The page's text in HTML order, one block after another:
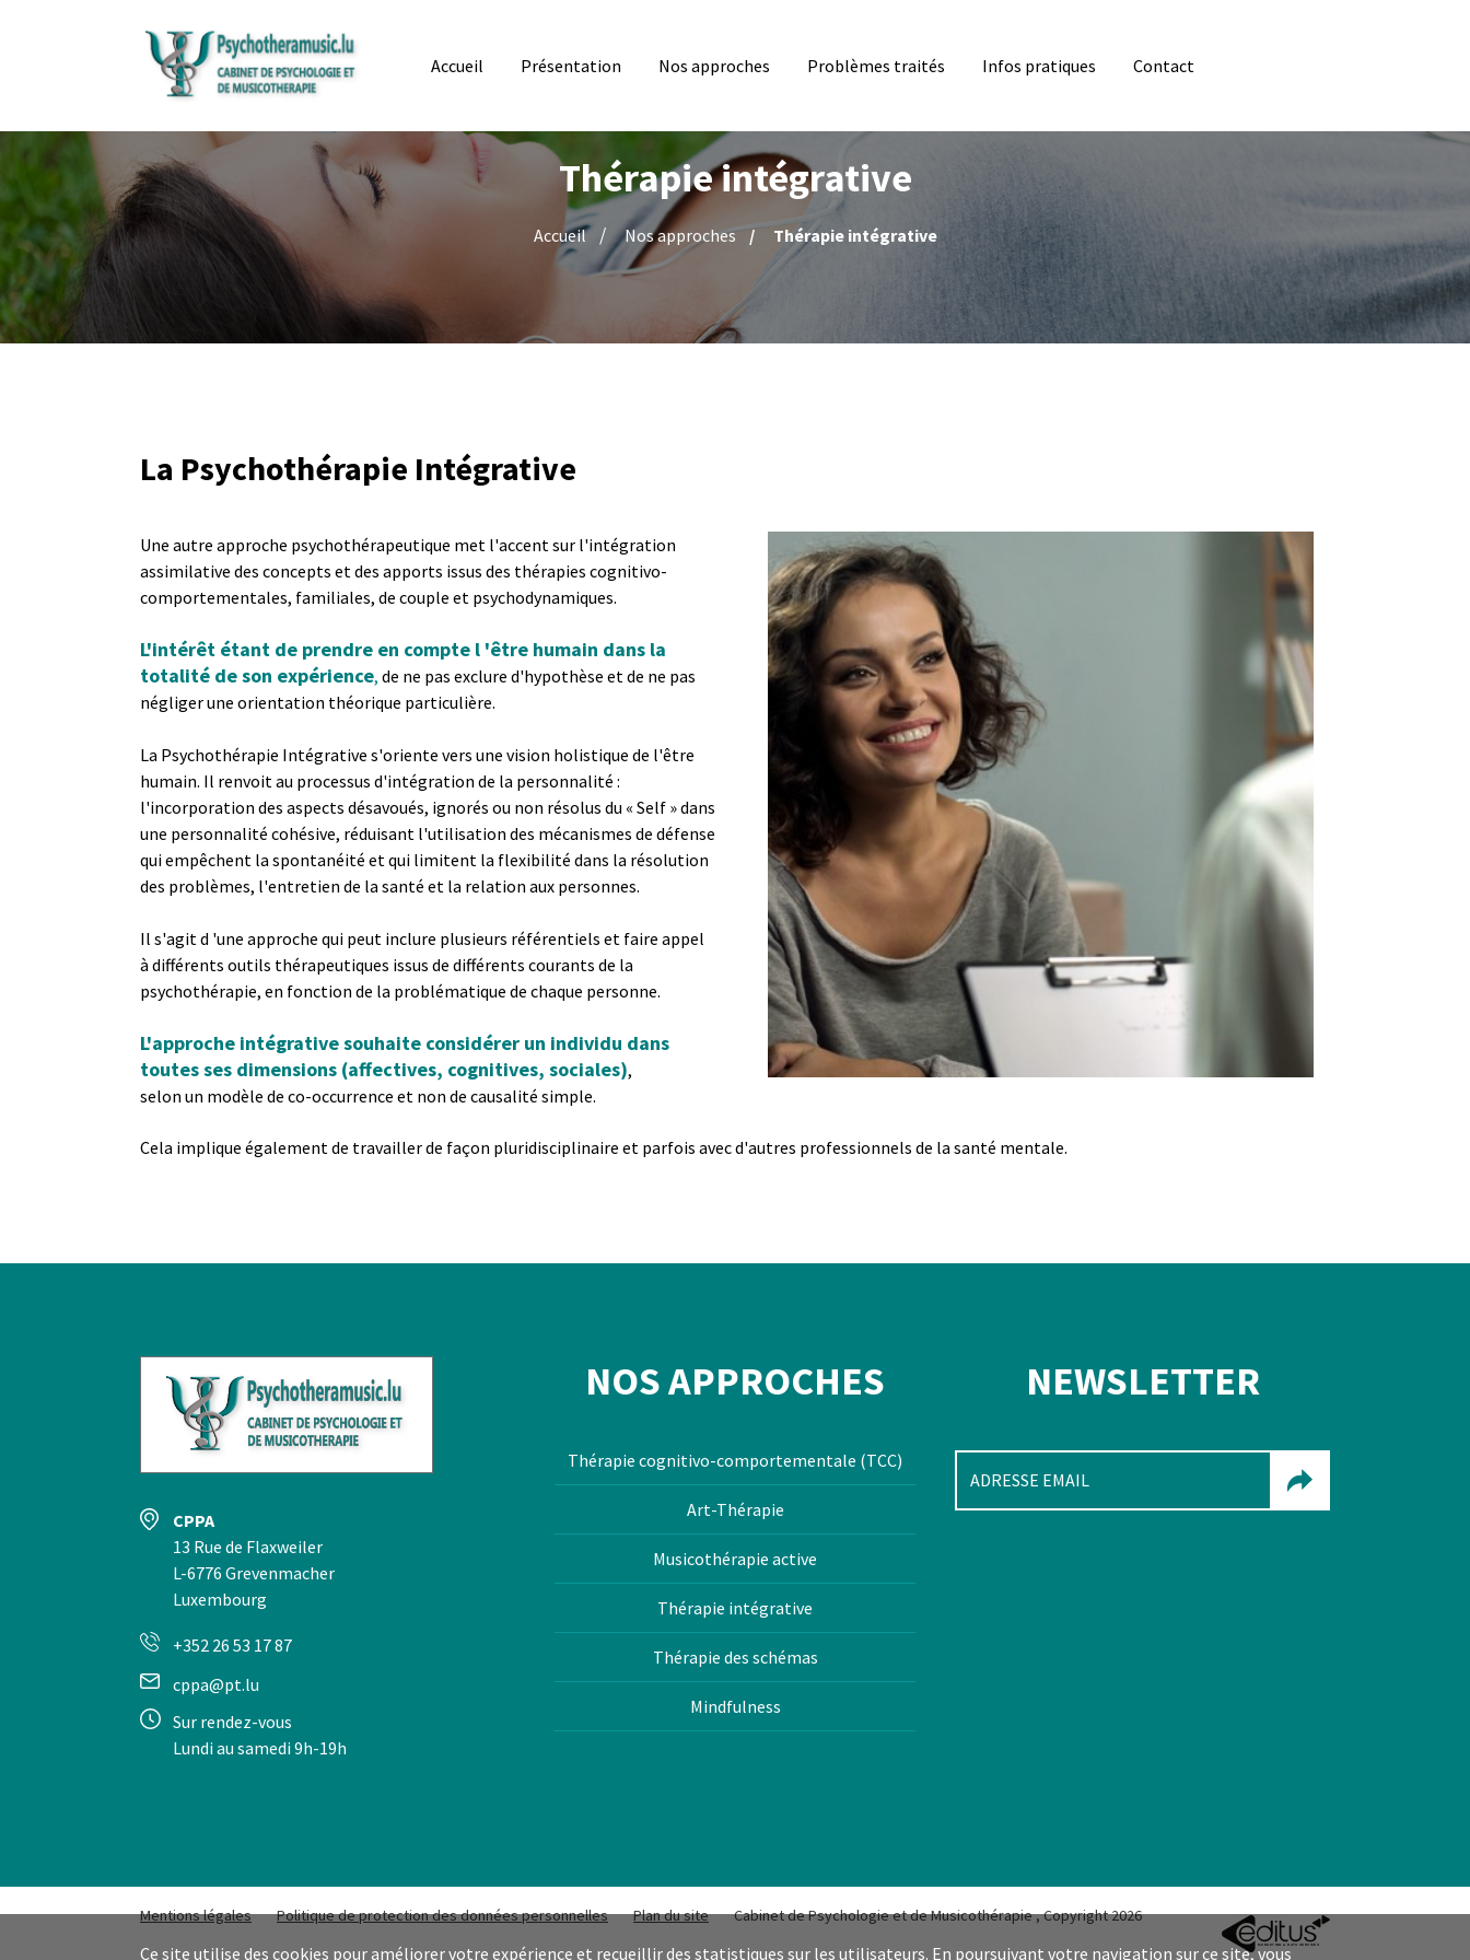
Accueil Présentation Nos approches Problèmes traités Infos pratiques Contact
Thérapie intégrative
Accueil Nos approches Thérapie intégrative
La Psychothérapie Intégrative
Une autre approche psychothérapeutique met l'accent sur l'intégration
assimilative des concepts et des apports issus des thérapies cognitivo-
comportementales, familiales, de couple et psychodynamiques.
L'intérêt étant de prendre en compte l 'être humain dans la
totalité de son expérience, de ne pas exclure d'hypothèse et de ne pas
négliger une orientation théorique particulière.
La Psychothérapie Intégrative s'oriente vers une vision holistique de l'être
humain. Il renvoit au processus d'intégration de la personnalité :
l'incorporation des aspects désavoués, ignorés ou non résolus du « Self » dans
une personnalité cohésive, réduisant l'utilisation des mécanismes de défense
qui empêchent la spontanéité et qui limitent la flexibilité dans la résolution
des problèmes, l'entretien de la santé et la relation aux personnes.
Il s'agit d 'une approche qui peut inclure plusieurs référentiels et faire appel
à différents outils thérapeutiques issus de différents courants de la
psychothérapie, en fonction de la problématique de chaque personne.
L'approche intégrative souhaite considérer un individu dans
toutes ses dimensions (affectives, cognitives, sociales),
​​​​​​​selon un modèle de co-occurrence et non de causalité simple.
​​​​​​​Cela implique également de travailler de façon pluridisciplinaire et parfois avec d'autres professionnels de la santé mentale.
CPPA
13 Rue de Flaxweiler
L-6776 Grevenmacher
Luxembourg
+352 26 53 17 87
cppa@pt.lu
Sur rendez-vous
Lundi au samedi 9h-19h
NOS APPROCHES
Thérapie cognitivo-comportementale (TCC)
Art-Thérapie
Musicothérapie active
Thérapie intégrative
Thérapie des schémas
Mindfulness
NEWSLETTER
Mentions légales Politique de protection des données personnelles Plan du site Cabinet de Psychologie et de Musicothérapie , Copyright 2026
MARKETING & DATA SERVICES
Ce site utilise des cookies pour améliorer votre expérience et recueillir des statistiques sur les utilisateurs. En poursuivant votre navigation sur ce site, vous